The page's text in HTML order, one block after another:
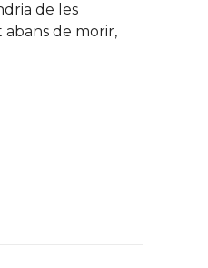
de les
abans de morir,